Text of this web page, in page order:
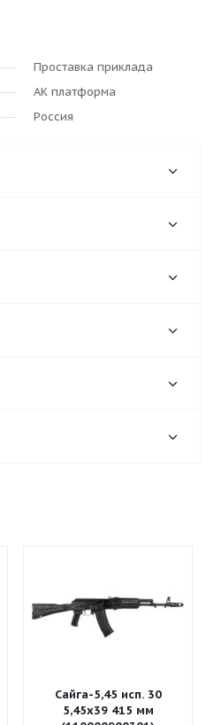
Проставка приклада
АК платформа
Россия
Сайга-5,45 исп. 30
5,45x39 415 мм